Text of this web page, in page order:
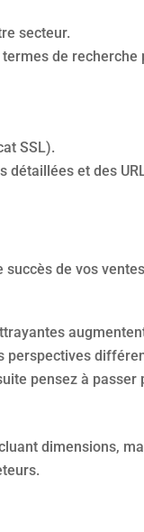
secteur.
de recherche
SSL).
détaillées et des
de vos
perspectives
pensez à passer
dimensions,